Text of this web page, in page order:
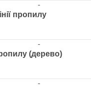
пропилу
(дерево)
-
-
-